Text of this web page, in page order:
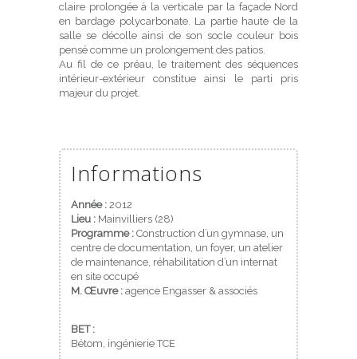
claire prolongée à la verticale par la façade Nord
en bardage polycarbonate. La partie haute de la
salle se décolle ainsi de son socle couleur bois
pensé comme un prolongement des patios.
Au fil de ce préau, le traitement des séquences
intérieur-extérieur constitue ainsi le parti pris
majeur du projet.
Informations
Année : 2012
Lieu : Mainvilliers (28)
Programme : Construction d’un gymnase, un
centre de documentation, un foyer, un atelier
de maintenance, réhabilitation d’un internat
en site occupé
M. Œuvre : agence Engasser & associés
BET :
Bétom, ingénierie TCE